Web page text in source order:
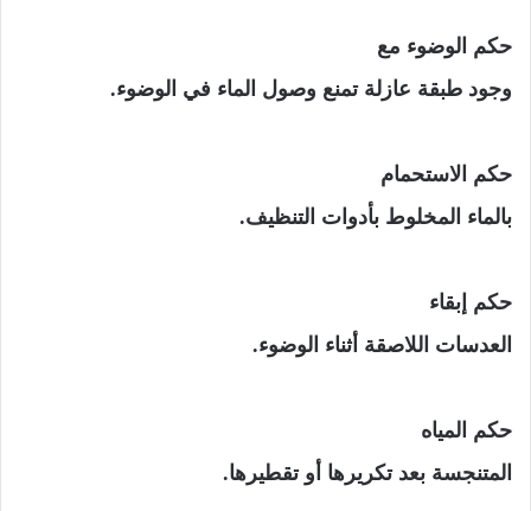
حكم الوضوء مع
وجود طبقة عازلة تمنع وصول الماء في الوضوء.
حكم الاستحمام
بالماء المخلوط بأدوات التنظيف.
حكم إبقاء
العدسات اللاصقة أثناء الوضوء.
حكم المياه
المتنجسة بعد تكريرها أو تقطيرها.